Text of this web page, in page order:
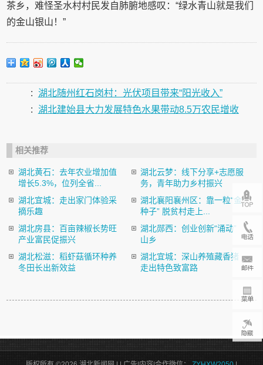
茶乡，难怪圣水村村民发自肺腑地感叹：“绿水青山就是我们
的金山银山！”
: 湖北随州红石岗村：光伏项目带来“阳光收入”
: 湖北建始县大力发展特色水果带动8.5万农民增收
相关推荐
湖北黄石：去年农业增加值
增长5.3%，位列全省...
湖北云梦：线下分享+志愿服
务，青年助力乡村振兴
湖北宜城：走出家门体验采
摘乐趣
湖北襄阳襄州区：靠一粒“金
种子” 脱贫村走上...
湖北房县：百亩辣椒长势旺
产业富民促振兴
湖北郧西：创业创新“涌动”
山乡
湖北松滋：稻虾菇循环种养
冬田长出新效益
湖北宜城：深山养殖藏香猪
走出特色致富路